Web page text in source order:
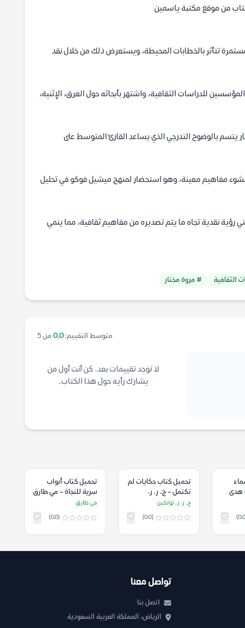
من موقع مكتبة ياسمين
مستمرة تتأثر بالخطابات المحيطة، ويستعرض ذلك من خلال نقد
للدراسات الثقافية، واشتهر بأبحاثه حول العرق، الإثنية،
بالوضوح التدرجي الذي يساعد القارئ المتوسط على
مفاهيم معينة، وهو استحضار لمنهج ميشيل فوكو في تحليل
رؤية نقدية تجاه ما يتم تصديره من مفاهيم ثقافية، مما ينمي
الثقافية # مروة مختار
متوسط التقييم:0.0 من 5
لا توجد تقييمات بعد. كن أنت أول من
يشارك رأيه حول هذا الكتاب.
– هدى
تحميل كتاب حكايات لم
تكتمل – ج. ر. ر.
تولكين
ج. ر. ر. تولكين
(0.0)
تحميل كتاب أبواب
سرية للنجاة – مي طارق
مي طارق
(0.0)
تواصل معنا
اتصل بنا
الرياض، المملكة العربية السعودية